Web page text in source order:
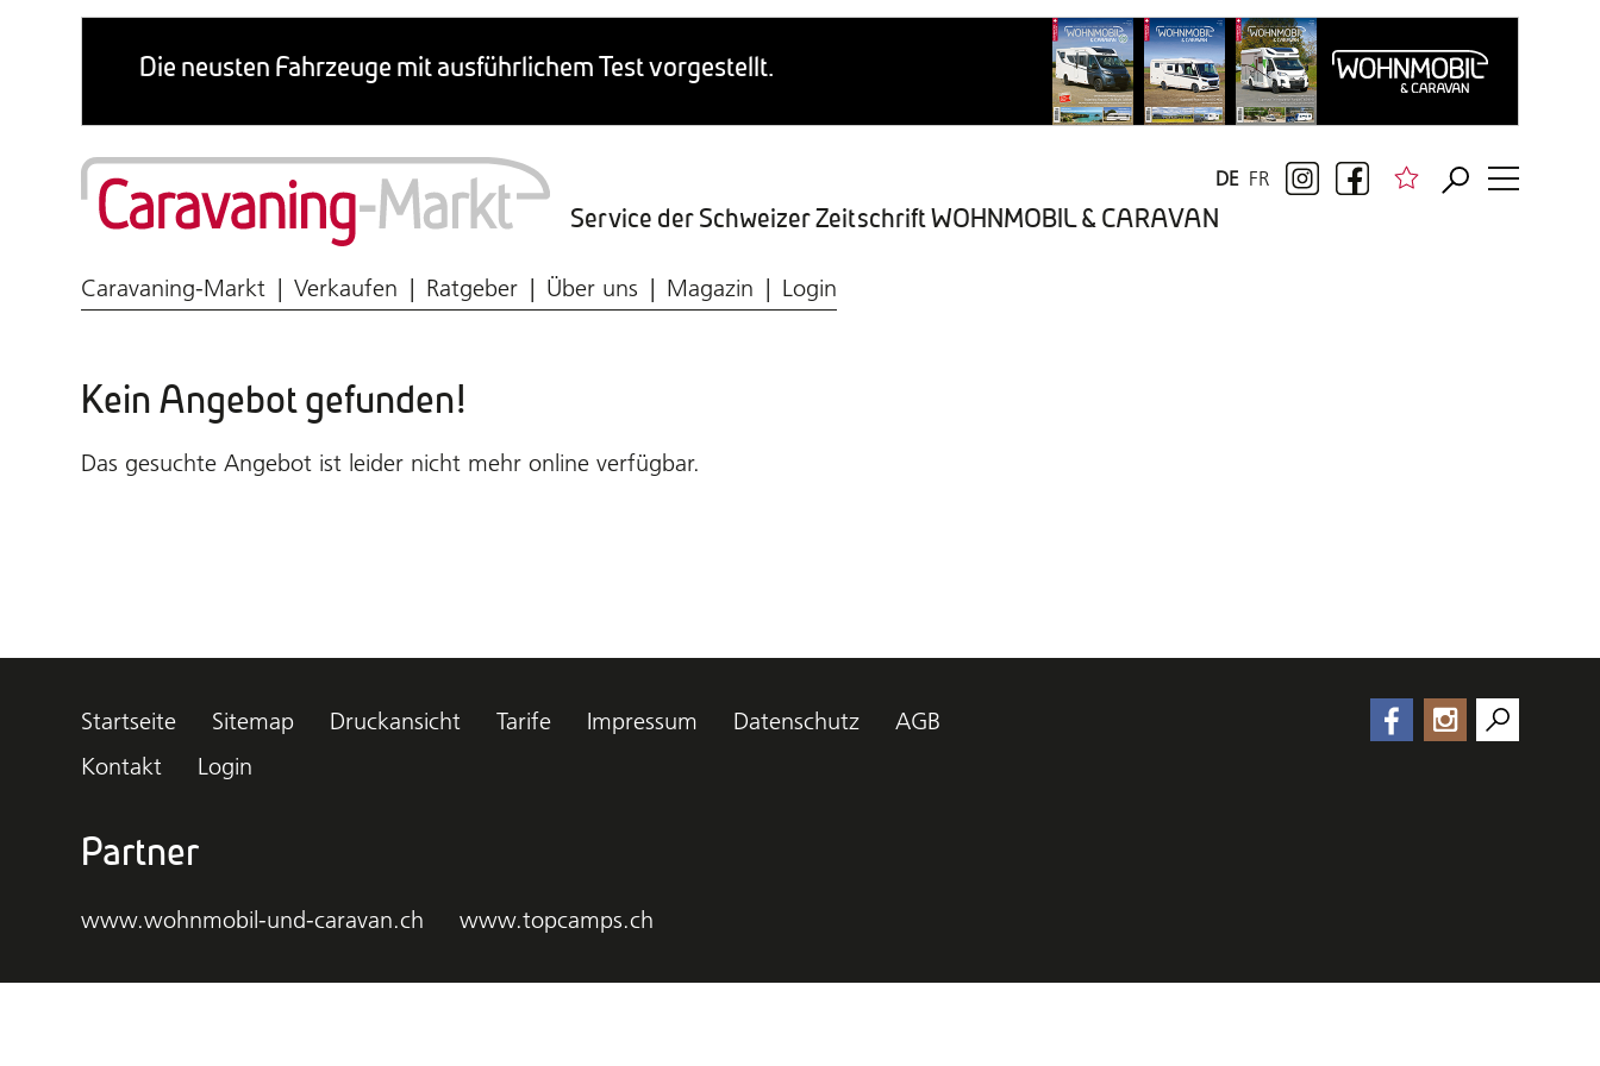
Service der Schweizer Zeitschrift WOHNMOBIL & CARAVAN
FR
DE
Caravaning-Markt Verkaufen Ratgeber Über uns Magazin Login
Kein Angebot gefunden!
Das gesuchte Angebot ist leider nicht mehr online verfügbar.
Startseite Sitemap Druckansicht Tarife Impressum Datenschutz
AGB
Kontakt
Login
Partner
www.wohnmobil-und-caravan.ch www.topcamps.ch